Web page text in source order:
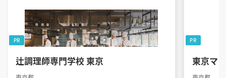
辻調理師専門学校 東京
PR
東京マ
PR